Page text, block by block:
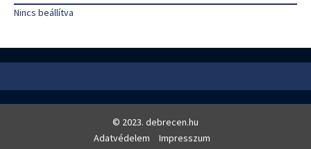
Nincs beállítva
© 2023. debrecen.hu
Adatvédelem
Impresszum